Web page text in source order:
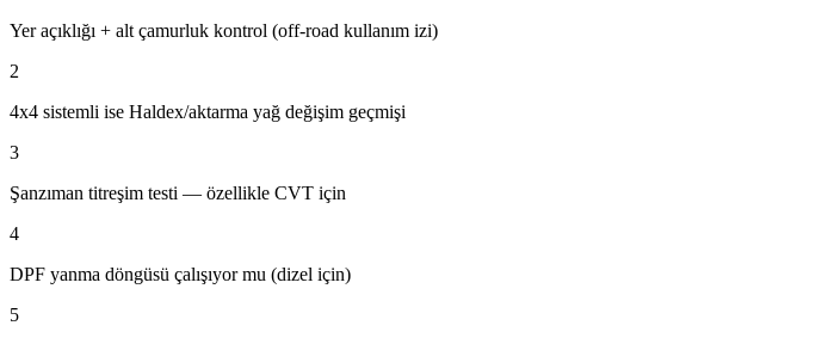
Yer açıklığı + alt çamurluk kontrol (off-road kullanım izi)
2
4x4 sistemli ise Haldex/aktarma yağ değişim geçmişi
3
Şanzıman titreşim testi — özellikle CVT için
4
DPF yanma döngüsü çalışıyor mu (dizel için)
5